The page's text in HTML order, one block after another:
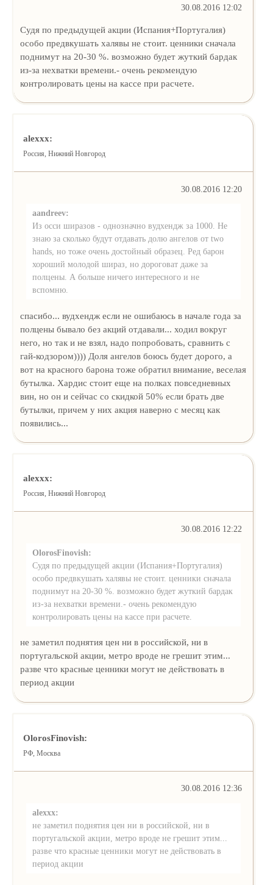
30.08.2016 12:02
Судя по предыдущей акции (Испания+Португалия)
особо предвкушать халявы не стоит. ценники сначала
поднимут на 20-30 %. возможно будет жуткий бардак
из-за нехватки времени.- очень рекомендую
контролировать цены на кассе при расчете.
alexxx:
Россия, Нижний Новгород
30.08.2016 12:20
aandreev:
Из осси ширазов - однозначно вудхендж за 1000. Не
знаю за сколько будут отдавать долю ангелов от two
hands, но тоже очень достойный образец. Ред барон
хороший молодой шираз, но дороговат даже за
полцены. А больше ничего интересного и не
вспомню.
спасибо... вудхендж если не ошибаюсь в начале года за
полцены бывало без акций отдавали... ходил вокруг
него, но так и не взял, надо попробовать, сравнить с
гай-кодзором)))) Доля ангелов боюсь будет дорого, а
вот на красного барона тоже обратил внимание, веселая
бутылка. Хардис стоит еще на полках повседневных
вин, но он и сейчас со скидкой 50% если брать две
бутылки, причем у них акция наверно с месяц как
появились...
alexxx:
Россия, Нижний Новгород
30.08.2016 12:22
OlorosFinovish:
Судя по предыдущей акции (Испания+Португалия)
особо предвкушать халявы не стоит. ценники сначала
поднимут на 20-30 %. возможно будет жуткий бардак
из-за нехватки времени.- очень рекомендую
контролировать цены на кассе при расчете.
не заметил поднятия цен ни в российской, ни в
португальской акции, метро вроде не грешит этим...
разве что красные ценники могут не действовать в
период акции
OlorosFinovish:
РФ, Москва
30.08.2016 12:36
alexxx:
не заметил поднятия цен ни в российской, ни в
португальской акции, метро вроде не грешит этим...
разве что красные ценники могут не действовать в
период акции